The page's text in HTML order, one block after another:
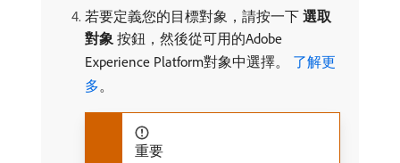
若要定義您的目標對象，請按一下​ 選取
對象 ​按鈕，然後從可用的Adobe
Experience Platform對象中選擇。 了解更
多。
重要